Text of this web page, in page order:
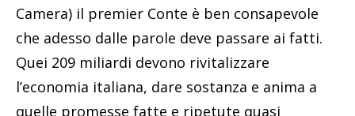
Camera) il premier Conte è ben consapevole
che adesso dalle parole deve passare ai fatti.
Quei 209 miliardi devono rivitalizzare
l’economia italiana, dare sostanza e anima a
quelle promesse fatte e ripetute quasi